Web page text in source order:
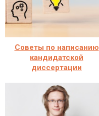
Советы по написанию
кандидатской
диссертации